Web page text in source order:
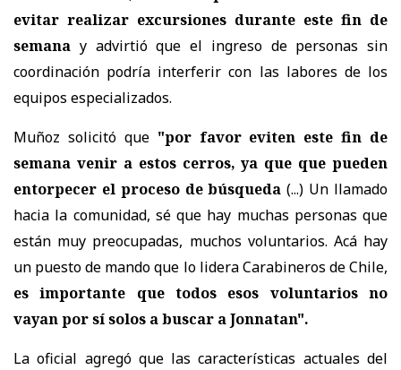
evitar realizar excursiones durante este fin de
semana y advirtió que el ingreso de personas sin
coordinación podría interferir con las labores de los
equipos especializados.
Muñoz solicitó que "por favor eviten este fin de
semana venir a estos cerros, ya que que pueden
entorpecer el proceso de búsqueda (...) Un llamado
hacia la comunidad, sé que hay muchas personas que
están muy preocupadas, muchos voluntarios. Acá hay
un puesto de mando que lo lidera Carabineros de Chile,
es importante que todos esos voluntarios no
vayan por sí solos a buscar a Jonnatan".
La oficial agregó que las características actuales del